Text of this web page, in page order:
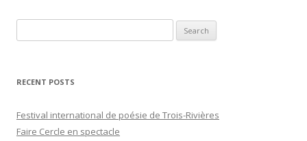
for:
RECENT POSTS
Festival international de poésie de Trois-Rivières
Faire Cercle en spectacle